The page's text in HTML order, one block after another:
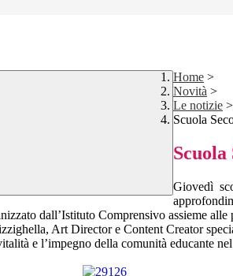
Home >
Novità >
Le notizie >
Scuola
Giovedì
dall’Istituto Comprensivo assieme
Art Director e Content Creator
e l’impegno della comunità educante nel